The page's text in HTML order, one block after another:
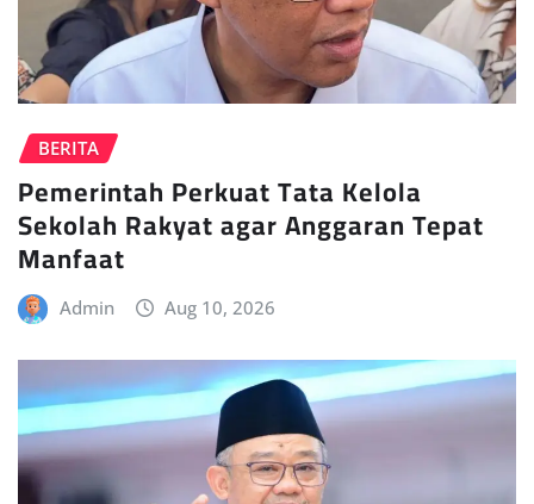
BERITA
Pemerintah Perkuat Tata Kelola
Sekolah Rakyat agar Anggaran Tepat
Manfaat
Admin Aug 10, 2026